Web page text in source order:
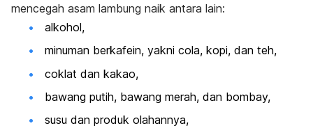
mencegah asam lambung naik antara lain:
alkohol,
minuman berkafein, yakni cola, kopi, dan teh,
coklat dan kakao,
bawang putih, bawang merah, dan bombay,
susu dan produk olahannya,